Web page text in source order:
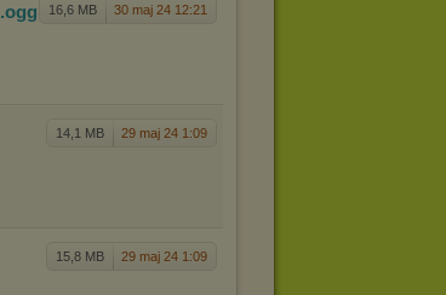
16,6 MB 30 maj 24 12:21
.ogg
14,1 MB 29 maj 24 1:09
15,8 MB 29 maj 24 1:09